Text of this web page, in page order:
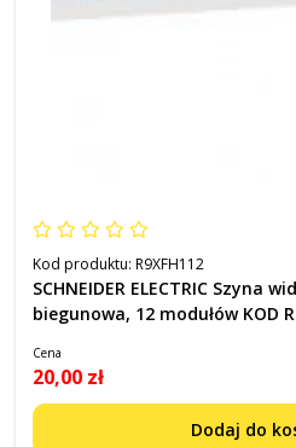
Kod produktu: R9XFH112
SCHNEIDER ELECTRIC Szyna
biegunowa, 12 modułów KOD
Cena
20,00 zł
Dodaj do